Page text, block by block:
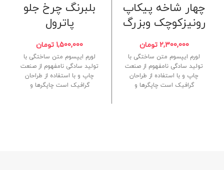
چهار شاخه پیکاپ
رونیزکوچک وبزرگ
2,300,000 تومان
لورم ایپسوم متن ساختگی با
تولید سادگی نامفهوم از صنعت
چاپ و با استفاده از طراحان
گرافیک است چاپگرها و
بلبرنگ چرخ جلو
پاترول
1,500,000 تومان
لورم ایپسوم متن ساختگی با
تولید سادگی نامفهوم از صنعت
چاپ و با استفاده از طراحان
گرافیک است چاپگرها و